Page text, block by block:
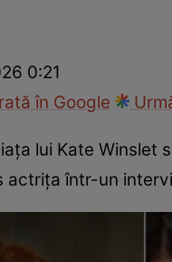
0:21
în Google
lui Kate
actrița într-un